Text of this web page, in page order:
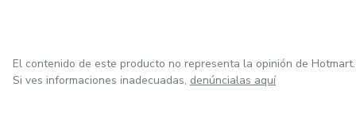
El contenido de este producto no representa la opinión de Hotmart.
Si ves informaciones inadecuadas, denúncialas aquí